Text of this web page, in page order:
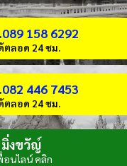
158 6292
ตลอด 24 ชม.
446 7453
ตลอด 24 ชม.
งขวัญ์
อนไลน์ คลิก